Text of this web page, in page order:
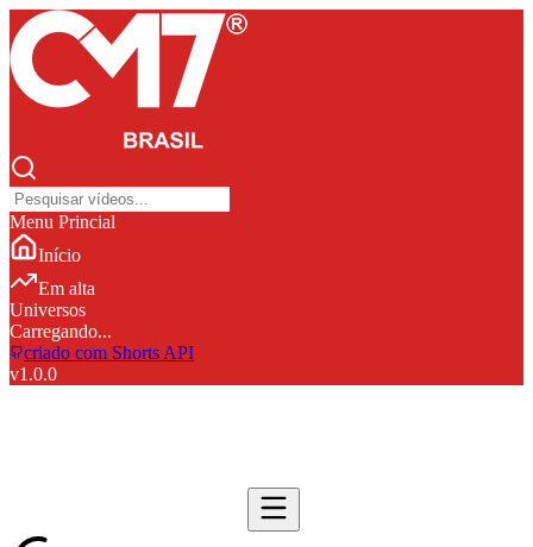
Menu Princial
Início
Em alta
Universos
Carregando...
criado com Shorts API
v1.0.0